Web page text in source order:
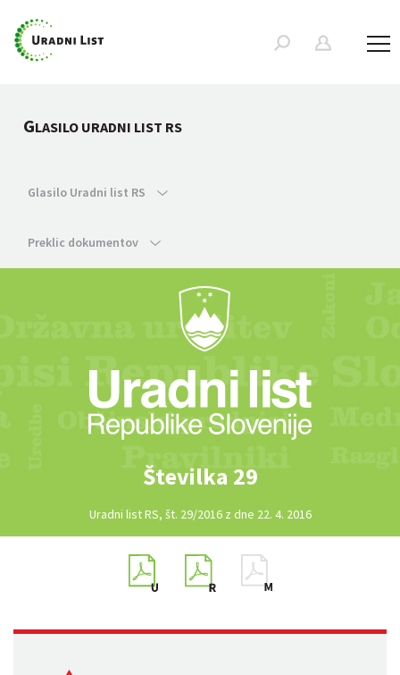
GLASILO URADNI LIST RS
Glasilo Uradni list RS
Preklic dokumentov
Številka 29
Uradni list RS, št. 29/2016 z dne 22. 4. 2016